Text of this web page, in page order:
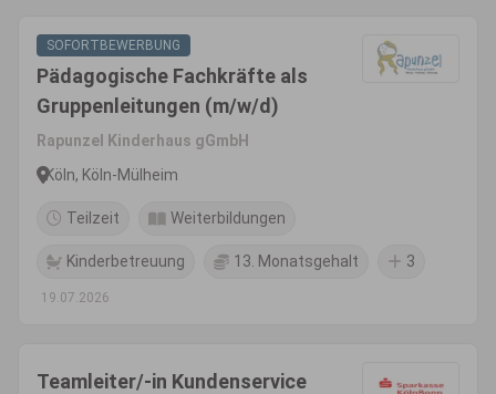
SOFORTBEWERBUNG
Pädagogische Fachkräfte als
Gruppenleitungen (m/w/d)
Rapunzel Kinderhaus gGmbH
Köln, Köln-Mülheim
Teilzeit Weiterbildungen
Kinderbetreuung 13. Monatsgehalt 3
19.07.2026
Teamleiter/-in Kundenservice